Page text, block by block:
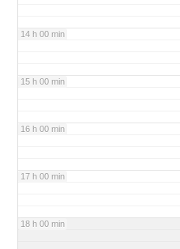
14 h 00 min
15 h 00 min
16 h 00 min
17 h 00 min
18 h 00 min